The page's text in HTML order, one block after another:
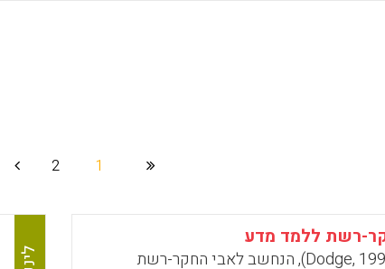
1
2
רשת ללמד מדע
ברני דודג' (Dodge, 1995), הנחשב לאבי החקר-רשת
לינק